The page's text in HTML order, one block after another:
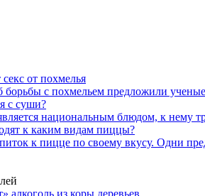
от похмелья
с похмельем предложили
с суши?
национальным блюдом, к нему
к каким видам пиццы?
к пицце по своему вкусу. Одни
из коры деревьев